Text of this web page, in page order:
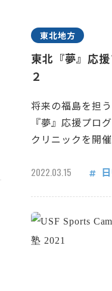
東北地方
東北『夢』応
２
将来の福島を担
『夢』応援プロ
クリニックを開
2022.03.15